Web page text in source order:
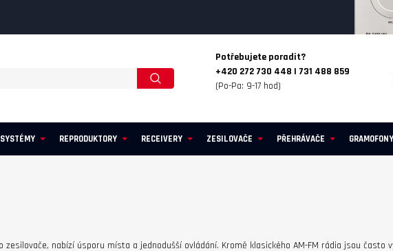
Potřebujete poradit?
+420 272 730 448 | 731 488 859
(Po-Pa: 9-17 hod)
REPRODUKTORY RECEIVERY ZESILOVAČE PŘEHRÁVAČE GRAMOFONY
nabízí úsporu místa a jednodušší ovládání. Kromě klasického AM-FM rádia jsou často